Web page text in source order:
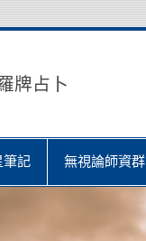
牌占卜
筆記 無視論師資群